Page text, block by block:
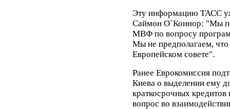
Эту информацию ТАСС
Саймон О`Коннор: "Мы
МВФ по вопросу
Мы не предполагаем, что
Европейском совете".
Ранее Еврокомиссия
Киева о выделении ему
краткосрочных кредитов
вопрос во